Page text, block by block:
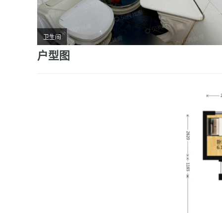
卫生间
户型图